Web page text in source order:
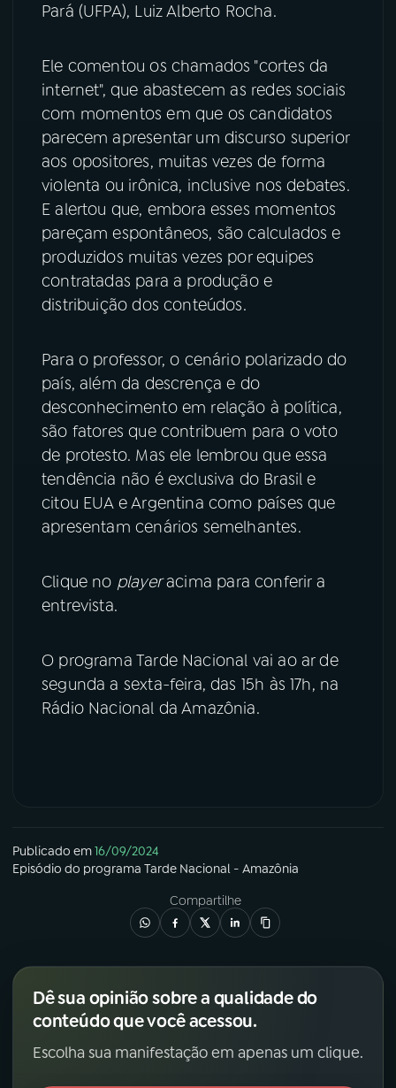
TikTok
Pará (UFPA), Luiz Alberto Rocha.
Ele comentou os chamados "cortes da
internet", que abastecem as redes sociais
com momentos em que os candidatos
parecem apresentar um discurso superior
aos opositores, muitas vezes de forma
violenta ou irônica, inclusive nos debates.
E alertou que, embora esses momentos
pareçam espontâneos, são calculados e
produzidos muitas vezes por equipes
contratadas para a produção e
distribuição dos conteúdos.
Para o professor, o cenário polarizado do
país, além da descrença e do
desconhecimento em relação à política,
são fatores que contribuem para o voto
de protesto. Mas ele lembrou que essa
tendência não é exclusiva do Brasil e
citou EUA e Argentina como países que
apresentam cenários semelhantes.
Clique no playeracima para conferir a
entrevista.
O programa Tarde Nacional vai ao ar de
segunda a sexta-feira, das 15h às 17h, na
Rádio Nacional da Amazônia.
Publicado em16/09/2024
Episódio do programa Tarde Nacional - Amazônia
Compartilhe
Dê sua opinião sobre a qualidade do
conteúdo que você acessou.
Escolha sua manifestação em apenas um clique.